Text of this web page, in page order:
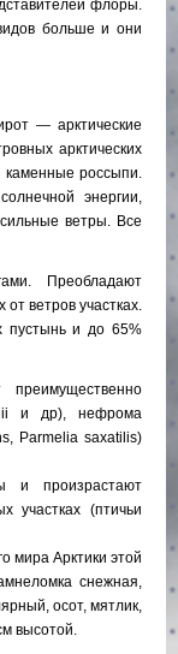
флоры.
больше и они
— арктические
арктических
россыпи.
энергии,
ветры. Все
Преобладают
ветров участках.
пустынь и до 65%
и др), нефрома
Parmelia saxatilis)
и произрастают
участках (птичьи
мира Арктики этой
снежная,
осот, мятлик,
высотой.